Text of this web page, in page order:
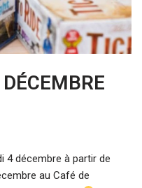
4 décembre à partir de
au Café de